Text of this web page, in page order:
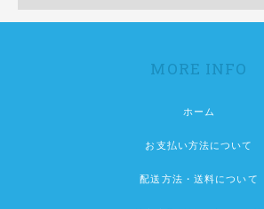
MORE INFO
ホーム
お支払い方法について
配送方法・送料について